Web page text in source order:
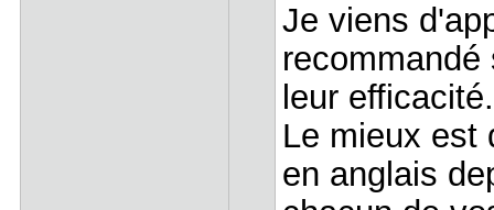
Je viens
leur efficacité.
Le mieux est
en anglais